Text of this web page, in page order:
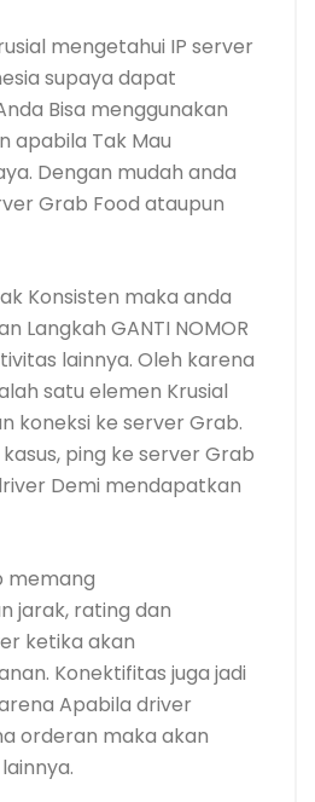
mengetahui IP server
supaya dapat
Bisa menggunakan
apabila Tak Mau
Dengan mudah anda
Grab Food ataupun
Konsisten maka anda
Langkah GANTI NOMOR
lainnya. Oleh karena
satu elemen Krusial
koneksi ke server Grab.
ping ke server Grab
Demi mendapatkan
memang
jarak, rating dan
ketika akan
Konektifitas juga jadi
Apabila driver
orderan maka akan